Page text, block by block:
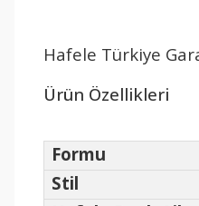
Hafele Türkiye
Ürün Özellikleri
Formu
Stil